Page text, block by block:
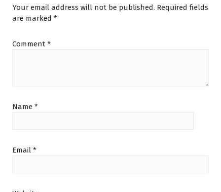
Your email address will not be published. Required fields
are marked *
Comment *
Name *
Email *